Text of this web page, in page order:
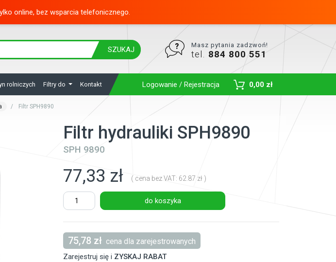
online, bez wsparcia telefonicznego.
SZUKAJ
Masz pytania zadzwoń!
tel. 884 800 551
rolniczych Filtry do Kontakt Logowanie / Rejestracja 0,00 zł
Filtr SPH9890
Filtr hydrauliki SPH9890
SPH 9890
77,33 zł ( cena bez VAT: 62.87 zł )
do koszyka
75,78 zł cena dla zarejestrowanych
Zarejestruj się i ZYSKAJ RABAT